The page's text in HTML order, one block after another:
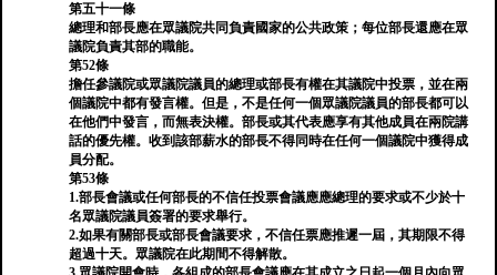
第五十一條
總理和部長應在眾議院共同負責國家的公共政策；每位部長還應在眾
議院負責其部的職能。
第52條
擔任參議院或眾議院議員的總理或部長有權在其議院中投票，並在兩
個議院中都有發言權。但是，不是任何一個眾議院議員的部長都可以
在他們中發言，而無表決權。部長或其代表應享有其他成員在兩院講
話的優先權。收到該部薪水的部長不得同時在任何一個議院中獲得成
員分配。
第53條
1.部長會議或任何部長的不信任投票會議應應總理的要求或不少於十
名眾議院議員簽署的要求舉行。
2.如果有關部長或部長會議要求，不信任票應推遲一屆，其期限不得
超過十天。眾議院在此期間不得解散。